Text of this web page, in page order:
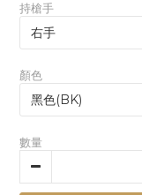
持槍手
顏色
數量